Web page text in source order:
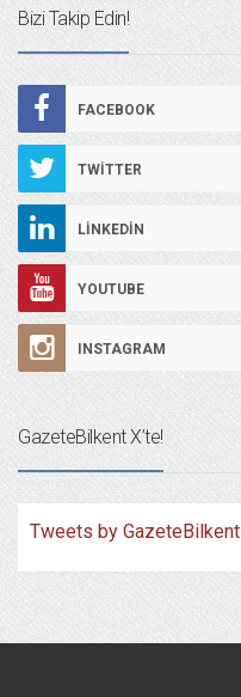
Bizi Takip Edin!
FACEBOOK
TWITTER
LINKEDIN
YOUTUBE
INSTAGRAM
GazeteBilkent X’te!
Tweets by GazeteBilkent